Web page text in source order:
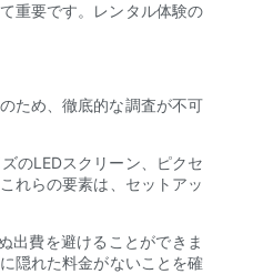
重要です。レンタル体験の
ため、徹底的な調査が不可
のLEDスクリーン、ピクセ
れらの要素は、セットアッ
出費を避けることができま
隠れた料金がないことを確